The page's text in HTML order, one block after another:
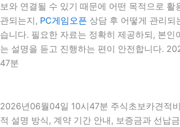
보와 연결될 수 있기 때문에 어떤 목적으로 활
관되는지, PC게임오픈 상담 후 어떻게 관리되
습니다. 필요한 자료는 정확히 제공하되, 본인
는 설명을 듣고 진행하는 편이 안전합니다.
47분
2026년06월04일 10시47분 주식초보카견적
적 설명 방식, 계약 기간 안내, 보증금과 선납